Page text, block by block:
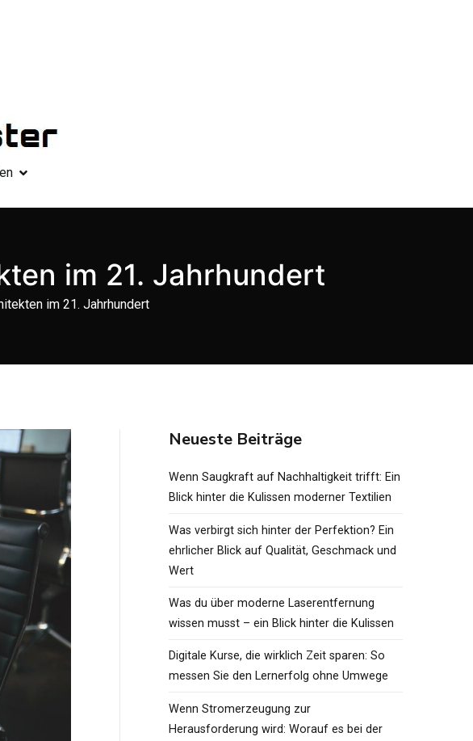
im 21. Jahrhundert
im 21. Jahrhundert
Neueste Beiträge
Wenn Saugkraft auf Nachhaltigkeit trifft: Ein
Blick hinter die Kulissen moderner Textilien
Was verbirgt sich hinter der Perfektion? Ein
ehrlicher Blick auf Qualität, Geschmack und
Wert
Was du über moderne Laserentfernung
wissen musst – ein Blick hinter die Kulissen
Digitale Kurse, die wirklich Zeit sparen: So
messen Sie den Lernerfolg ohne Umwege
Wenn Stromerzeugung zur
Herausforderung wird: Worauf es bei der